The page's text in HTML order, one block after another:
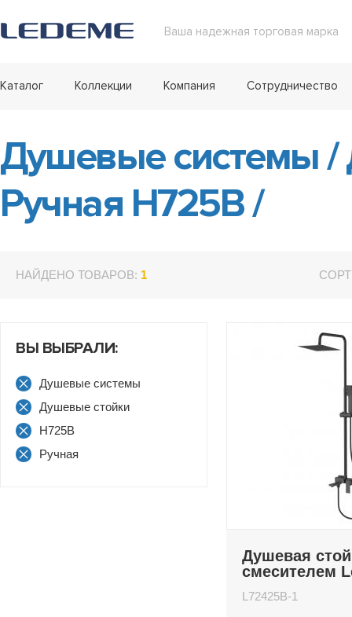
Ваша надежная торговая марка
Каталог Коллекции Компания Сотрудничество
Душевые системы/
Ручная H725B/
НАЙДЕНО ТОВАРОВ: 1
ВЫ ВЫБРАЛИ:
Душевые системы
Душевые стойки
H725B
Ручная
Душевая
смесителем
L72425B-1